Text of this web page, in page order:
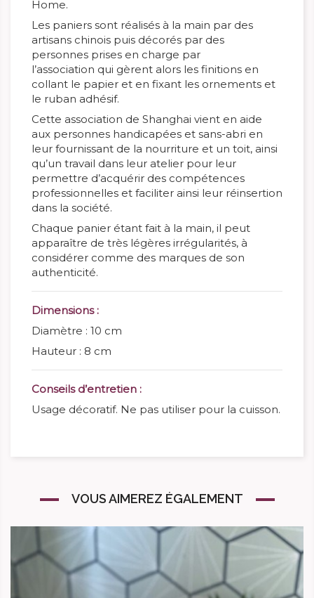
Home.
Les paniers sont réalisés à la main par des
artisans chinois puis décorés par des
personnes prises en charge par
l’association qui gèrent alors les finitions en
collant le papier et en fixant les ornements et
le ruban adhésif.
Cette association de Shanghai vient en aide
aux personnes handicapées et sans-abri en
leur fournissant de la nourriture et un toit, ainsi
qu’un travail dans leur atelier pour leur
permettre d’acquérir des compétences
professionnelles et faciliter ainsi leur réinsertion
dans la société.
Chaque panier étant fait à la main, il peut
apparaître de très légères irrégularités, à
considérer comme des marques de son
authenticité.
Dimensions :
Diamètre : 10 cm
Hauteur : 8 cm
Conseils d’entretien :
Usage décoratif. Ne pas utiliser pour la cuisson.
VOUS AIMEREZ ÉGALEMENT